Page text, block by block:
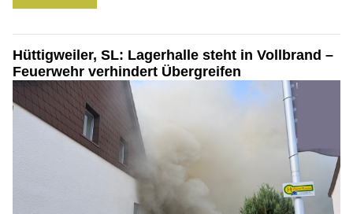
Hüttigweiler, SL: Lagerhalle steht in Vollbrand –
Feuerwehr verhindert Übergreifen